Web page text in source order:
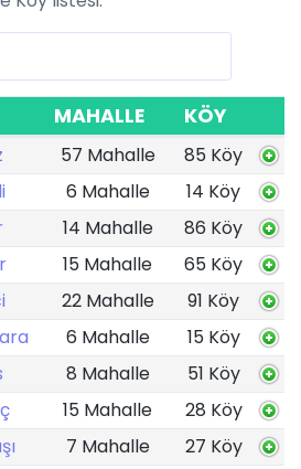
MAHALLE KÖY
57 Mahalle
85 Köy
6 Mahalle
14 Köy
14 Mahalle
86 Köy
15 Mahalle
65 Köy
22 Mahalle
91 Köy
6 Mahalle
15 Köy
8 Mahalle
51 Köy
15 Mahalle
28 Köy
7 Mahalle
27 Köy